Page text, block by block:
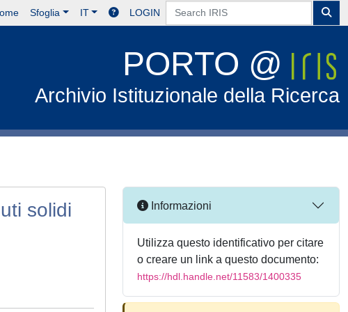
Sfoglia IT LOGIN
PORTO @
Archivio Istituzionale della Ricerca
solidi
Informazioni
Utilizza questo identificativo per citare
o creare un link a questo documento:
https://hdl.handle.net/11583/1400335